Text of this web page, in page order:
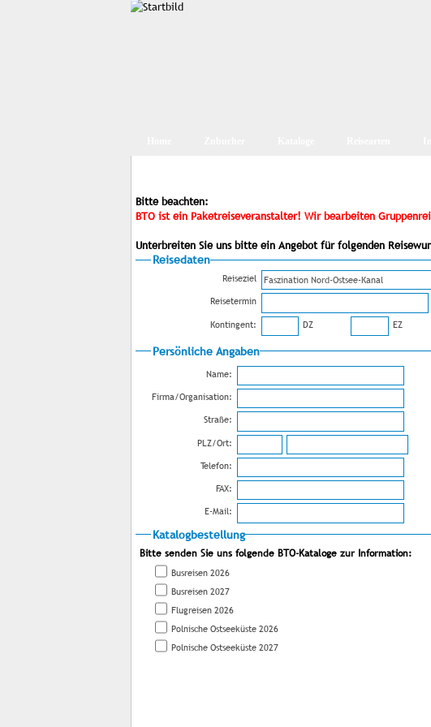
Bitte beachten:
BTO ist ein Paketreiseveranstalter! Wir bearbeiten
Unterbreiten Sie uns bitte ein Angebot für folgenden
Reisedaten
Reiseziel
Reisetermin
Kontingent:
DZ EZ
Persönliche Angaben
Name:
Firma/Organisation:
Straße:
PLZ/Ort:
Telefon:
FAX:
E-Mail:
Katalogbestellung
Bitte senden Sie uns folgende BTO-Kataloge zur Information:
Busreisen 2026
Busreisen 2027
Flugreisen 2026
Polnische Ostseeküste 2026
Polnische Ostseeküste 2027